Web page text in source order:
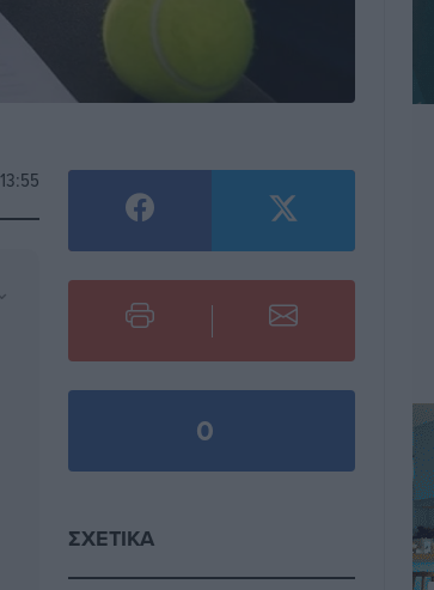
0
ΣΧΕΤΙΚΆ